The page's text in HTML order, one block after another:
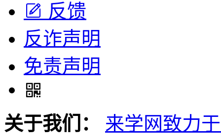
反馈
反诈声明
免责声明
关于我们：
来学网致力